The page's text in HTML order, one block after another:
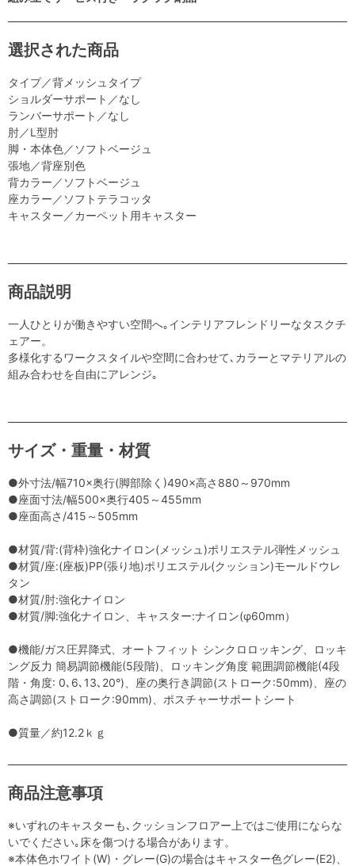
選択された商品
タイプ／背メッシュタイプ
ショルダーサポート／なし
ランバーサポート／なし
肘／L型肘
脚・本体色／ソフトベージュ
張地／背座別色
背カラー／ソフトベージュ
座カラー／ソフトテラコッタ
キャスター／カーペット用キャスター
商品説明
一人ひとりが働きやすい空間へ｡インテリアフレンドリーなタスクチ
ェアー。
多様化するワークスタイルや空間に合わせて､カラーとマテリアルの
組み合わせを自由にアレンジ｡
サイズ・重量・材質
●外寸法/幅710×奥行(脚部除く)490×高さ880～970mm
●座面寸法/幅500×奥行405～455mm
●座面高さ/415～505mm
●材質/背:(背枠)強化ナイロン(メッシュ)ポリエステル弾性メッシュ
●材質/座:(座板)PP(張り地)ポリエステル(クッション)モールドウレ
タン
●材質/肘:強化ナイロン
●材質/脚:強化ナイロン、キャスター:ナイロン(φ60mm）
●機能/ガス圧昇降式、オートフィット シンクロロッキング、ロッキ
ング反力 簡易調節機能(5段階)、ロッキング角度 範囲調節機能(4段
階・角度: 0､6､13､20°)、座の奥行き調節(ストローク:50mm)、座の
高さ調節(ストローク:90mm)、ポスチャーサポートシート
●質量／約12.2ｋｇ
商品注意事項
※いずれのキャスターも､クッションフロアー上ではご使用にならな
いでください｡床を傷つける場合があります。
※本体色ホワイト(W)・グレー(G)の場合はキャスター色グレー(E2)、